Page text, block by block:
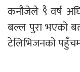
कनौजेले ९ै वर्ष
बल्ल पुरा भएको
टेलिभिजनको